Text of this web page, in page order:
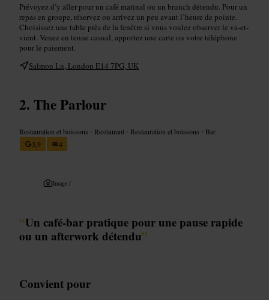
Prévoyez d’y aller pour un café matinal ou un brunch détendu. Pour un
repas en groupe, réservez ou arrivez un peu avant l’heure de pointe.
Choisissez une table près de la fenêtre si vous voulez observer le va-et-
vient. Venez en tenue casual, apportez une carte ou votre téléphone
pour le paiement.
Salmon Ln, London E14 7PG, UK
The Parlour
Restauration et boissons • Restaurant • Restauration et boissons • Bar
3,9
4
Image /
“Un café-bar pratique pour une pause rapide
ou un afterwork détendu”
Convient pour